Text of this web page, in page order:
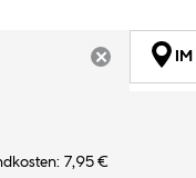
ARTIKEL
7,95 €